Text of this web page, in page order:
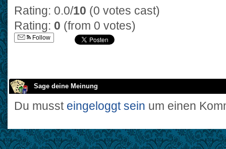
Rating: 0.0/10 (0 votes cast)
Rating: 0 (from 0 votes)
Follow
Sage deine Meinung
Du musst eingeloggt sein um einen